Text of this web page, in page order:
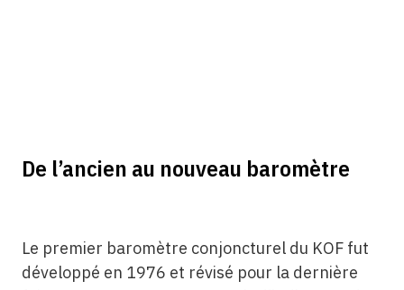
De l’ancien au nouveau baromètre
Le premier baromètre conjoncturel du KOF fut
développé en 1976 et révisé pour la dernière